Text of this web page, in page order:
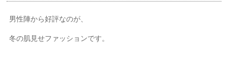
男性陣から好評なのが、
冬の肌見せファッションです。